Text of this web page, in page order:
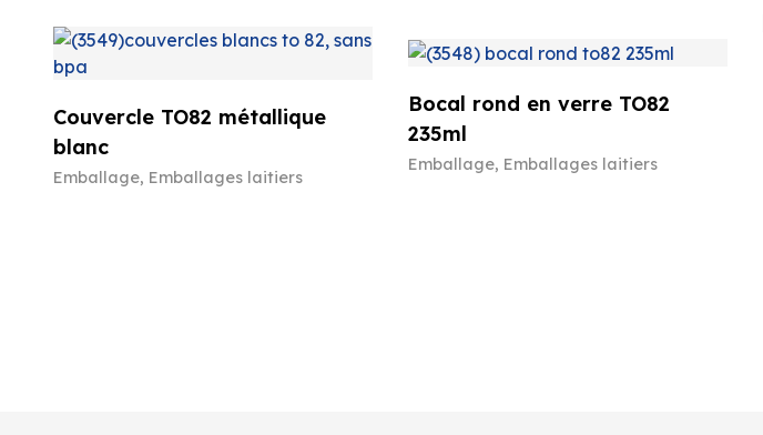
Couvercle TO82 métallique
blanc
Emballage, Emballages laitiers
Bocal rond en verre TO82
235ml
Emballage, Emballages laitiers